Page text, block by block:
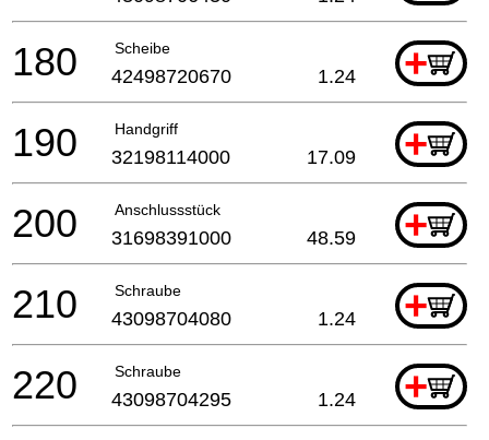
Scheibe +
180 42498720670 1.24
Handgriff +
190 32198114000 17.09
Anschlussstück +
200 31698391000 48.59
Schraube +
210 43098704080 1.24
Schraube +
220 43098704295 1.24